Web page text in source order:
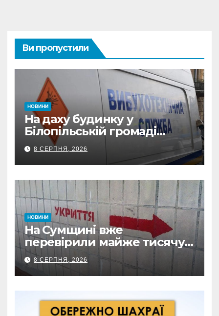
Ви пропустили
НОВИНИ
На даху будинку у
Білопільській громаді
знайшли 120-мм міну
8 СЕРПНЯ, 2026
НОВИНИ
На Сумщині вже
перевірили майже тисячу
укриттів: де виявили
замкнені двері
8 СЕРПНЯ, 2026